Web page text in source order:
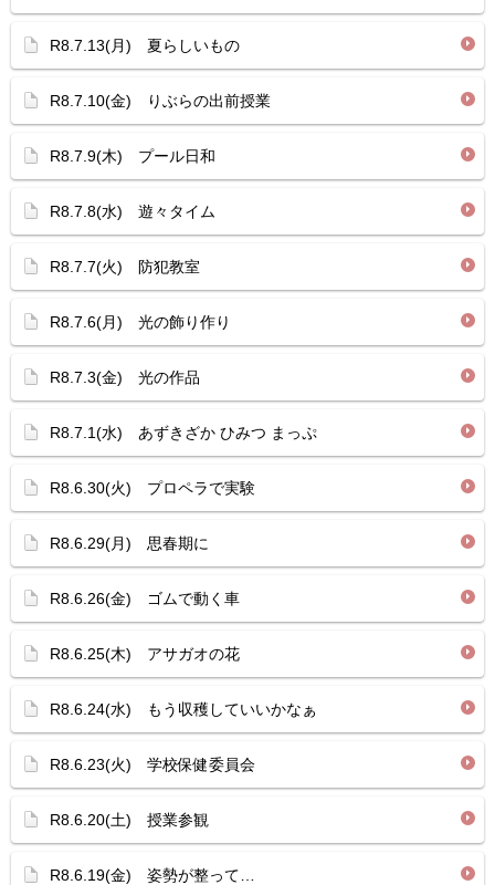
R8.7.13(月) 夏らしいもの
R8.7.10(金) りぶらの出前授業
R8.7.9(木) プール日和
R8.7.8(水) 遊々タイム
R8.7.7(火) 防犯教室
R8.7.6(月) 光の飾り作り
R8.7.3(金) 光の作品
R8.7.1(水) あずきざか ひみつ まっぷ
R8.6.30(火) プロペラで実験
R8.6.29(月) 思春期に
R8.6.26(金) ゴムで動く車
R8.6.25(木) アサガオの花
R8.6.24(水) もう収穫していいかなぁ
R8.6.23(火) 学校保健委員会
R8.6.20(土) 授業参観
R8.6.19(金) 姿勢が整って…